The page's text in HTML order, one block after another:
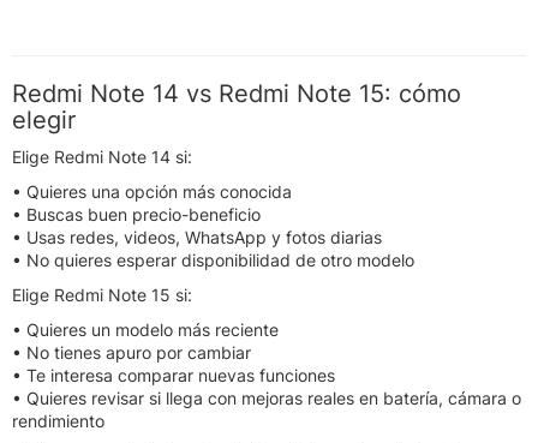
Redmi Note 14 vs Redmi Note 15: cómo
elegir
Elige Redmi Note 14 si:
• Quieres una opción más conocida
• Buscas buen precio-beneficio
• Usas redes, videos, WhatsApp y fotos diarias
• No quieres esperar disponibilidad de otro modelo
Elige Redmi Note 15 si:
• Quieres un modelo más reciente
• No tienes apuro por cambiar
• Te interesa comparar nuevas funciones
• Quieres revisar si llega con mejoras reales en batería, cámara o
rendimiento